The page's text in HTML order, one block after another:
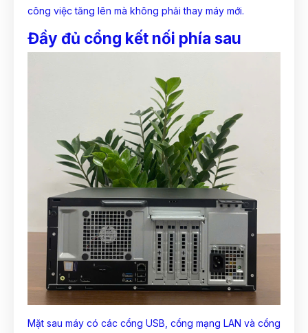
công việc tăng lên mà không phải thay máy mới.
Đầy đủ cổng kết nối phía sau
Mặt sau máy có các cổng USB, cổng mạng LAN và cổng